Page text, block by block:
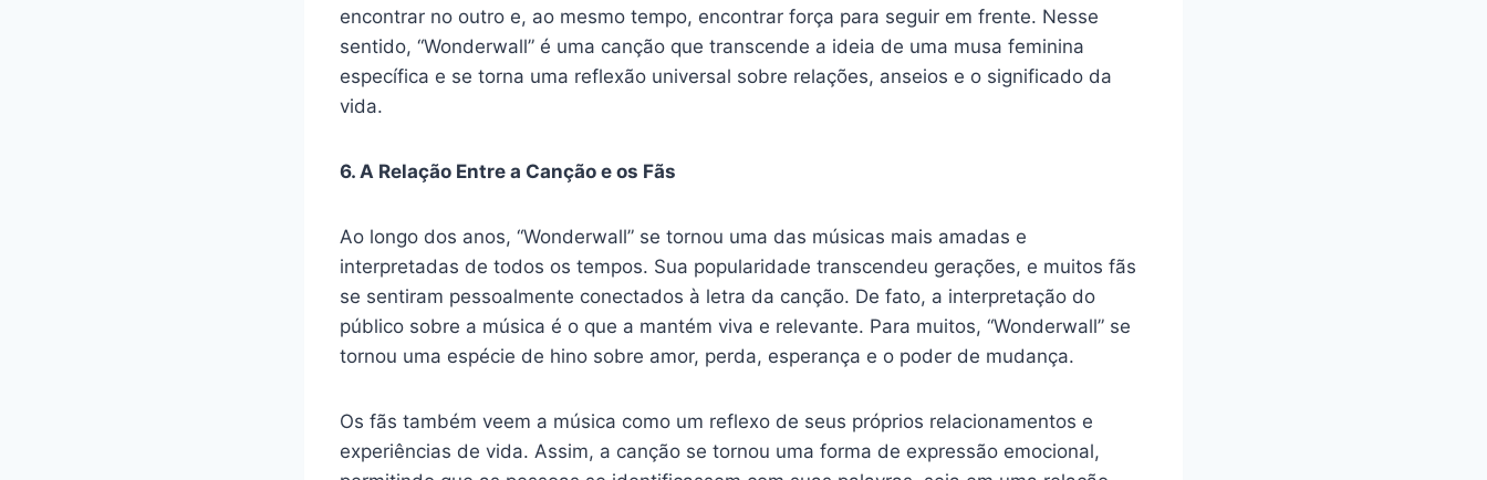
encontrar no outro e, ao mesmo tempo, encontrar força para seguir em frente. Nesse
sentido, “Wonderwall” é uma canção que transcende a ideia de uma musa feminina
específica e se torna uma reflexão universal sobre relações, anseios e o significado da
vida.
6. A Relação Entre a Canção e os Fãs
Ao longo dos anos, “Wonderwall” se tornou uma das músicas mais amadas e
interpretadas de todos os tempos. Sua popularidade transcendeu gerações, e muitos fãs
se sentiram pessoalmente conectados à letra da canção. De fato, a interpretação do
público sobre a música é o que a mantém viva e relevante. Para muitos, “Wonderwall” se
tornou uma espécie de hino sobre amor, perda, esperança e o poder de mudança.
Os fãs também veem a música como um reflexo de seus próprios relacionamentos e
experiências de vida. Assim, a canção se tornou uma forma de expressão emocional,